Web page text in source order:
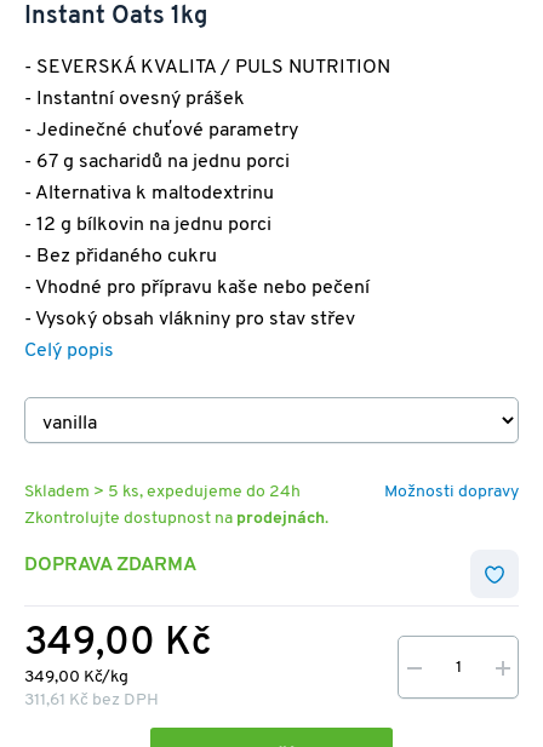
Instant Oats 1kg
- SEVERSKÁ KVALITA / PULS NUTRITION
- Instantní ovesný prášek
- Jedinečné chuťové parametry
- 67 g sacharidů na jednu porci
- Alternativa k maltodextrinu
- 12 g bílkovin na jednu porci
- Bez přidaného cukru
- Vhodné pro přípravu kaše nebo pečení
- Vysoký obsah vlákniny pro stav střev
Celý popis
Možnosti dopravy
Skladem > 5 ks, expedujeme do 24h
Zkontrolujte dostupnost na prodejnách.
DOPRAVA ZDARMA
349,00 Kč
349,00 Kč/kg
311,61 Kč bez DPH